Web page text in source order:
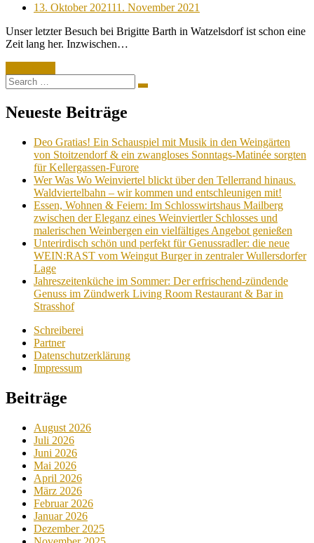
Posted
13. Oktober 202111. November 2021
Unser letzter Besuch bei Brigitte Barth in Watzelsdorf ist schon eine
Zeit lang her. Inzwischen…
Search
for:
Search
Neueste Beiträge
Deo Gratias! Ein Schauspiel mit Musik in den Weingärten
von Stoitzendorf & ein zwangloses Sonntags-Matinée sorgten
für Kellergassen-Furore
Wer Was Wo Weinviertel blickt über den Tellerrand hinaus.
Waldviertelbahn – wir kommen und entschleunigen mit!
Essen, Wohnen & Feiern: Im Schlosswirtshaus Mailberg
zwischen der Eleganz eines Weinviertler Schlosses und
malerischen Weinbergen ein vielfältiges Angebot genießen
Unterirdisch schön und perfekt für Genussradler: die neue
WEIN:RAST vom Weingut Burger in zentraler Wullersdorfer
Lage
Jahreszeitenküche im Sommer: Der erfrischend-zündende
Genuss im Zündwerk Living Room Restaurant & Bar in
Strasshof
Schreiberei
Partner
Datenschutzerklärung
Impressum
Beiträge
August 2026
Juli 2026
Juni 2026
Mai 2026
April 2026
März 2026
Februar 2026
Januar 2026
Dezember 2025